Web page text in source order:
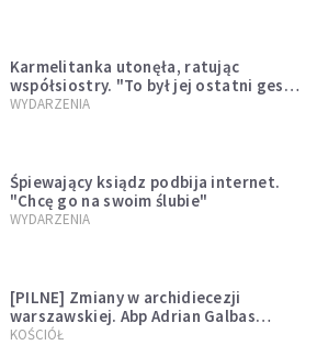
Karmelitanka utonęła, ratując
współsiostry. "To był jej ostatni gest
miłości"
WYDARZENIA
Śpiewający ksiądz podbija internet.
"Chcę go na swoim ślubie"
WYDARZENIA
[PILNE] Zmiany w archidiecezji
warszawskiej. Abp Adrian Galbas
wręczył dekrety nowym proboszczom
KOŚCIÓŁ